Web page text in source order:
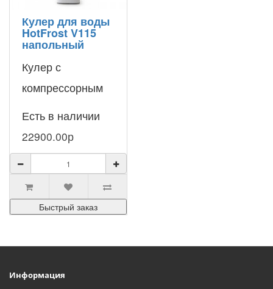
Кулер для воды
HotFrost V115
напольный
Кулер с
компрессорным
напольный
аппарат с
верхней
загрузкой бутыли.
Есть в наличии
22900.00р
Быстрый заказ
Информация